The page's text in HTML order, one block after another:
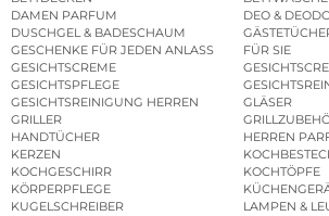
DAMEN PARFUM
DEO &
DUSCHGEL & BADESCHAUM
GESCHENKE FÜR JEDEN ANLASS
FÜR SIE
GESICHTSCREME
GESICHTSPFLEGE
GESICHTSREINIGUNG HERREN
GLÄSER
GRILLER
HANDTÜCHER
HERREN
KERZEN
KOCHGESCHIRR
KOCHTÖPFE
KÖRPERPFLEGE
KUGELSCHREIBER
LAMPEN &